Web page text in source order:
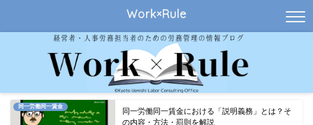
Work×Rule
同一労働同一賃金
同一労働同一賃金における「説明義務」とは？そ
の内容・方法・罰則を解説